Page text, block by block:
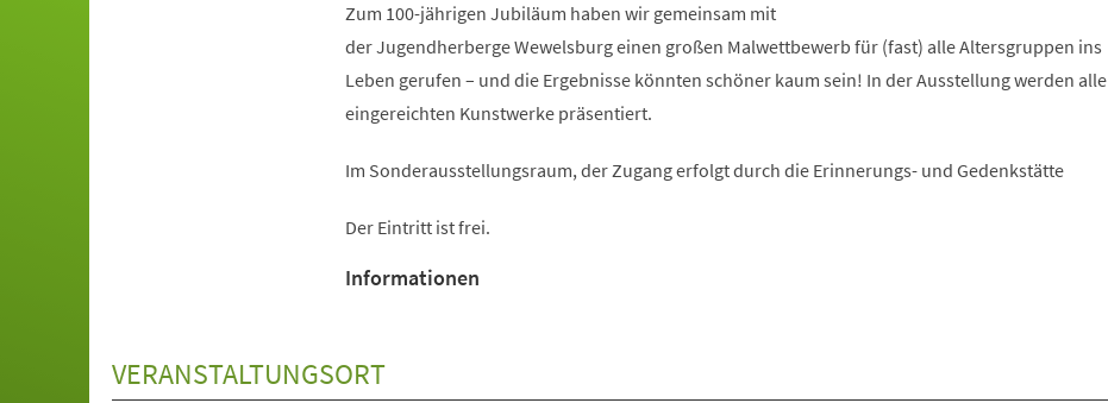
Zum 100-jährigen Jubiläum haben wir gemeinsam mit
der Jugendherberge Wewelsburg einen großen Malwettbewerb für (fast) alle Altersgruppen ins
Leben gerufen – und die Ergebnisse könnten schöner kaum sein! In der Ausstellung werden alle
eingereichten Kunstwerke präsentiert.
Im Sonderausstellungsraum, der Zugang erfolgt durch die Erinnerungs- und Gedenkstätte
Der Eintritt ist frei.
Informationen
VERANSTALTUNGSORT